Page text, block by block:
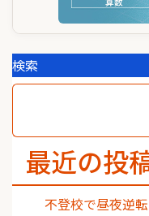
検索
最近の投
不登校で昼夜逆